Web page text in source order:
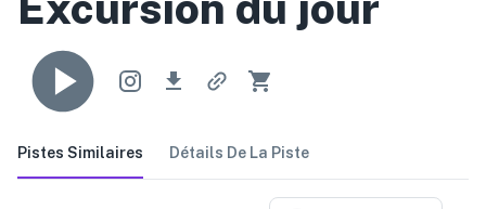
Pistes Similaires Détails De La Piste